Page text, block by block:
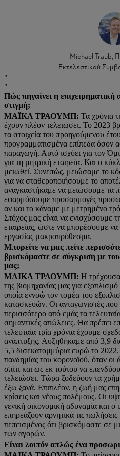
Michael Traub,
Εκτελεστικού
Πώς πηγαίνει η
στιγμή;
ΜΑΪΚΛ ΤΡΑΟΥΜΠ: Τα χρόνια
έχουν πλέον τελειώσει. Το 2023
τα στοιχεία του προηγούμενου
προγραμματισμένα επίπεδα όσον
παραγωγή. Αυτό ισχύει για τον
για τη μητρική εταιρεία. Και ο
μειωθεί. Συνεπώς, μειώσαμε το
για να σταθεροποιήσουμε το
αναγκαστήκαμε να μειώσουμε τα
εφαρμόσουμε προσαρμογές
αν και το κάναμε με μετρημένο
Στόχος μας είναι να ενισχύσουμε
εταιρείας, ώστε να μπορέσουμε να
εργασίας μακροπρόθεσμα.
Μπορείτε να μας πείτε
βρισκόμαστε σε σύγκριση με
μας;
ΜΑΙΚΛ ΤΡΑΟΥΜΠ: Η τρέχουσα
της βιομηχανίας μας για
οποία εννοώ τον τομέα του
κατασκευών. Οι ανταγωνιστές
περισσότερο από εμάς τα
σημαντικές απώλειες. Θα πρέπει
τελευταία τρία χρόνια έχουμε
ανάπτυξης. Αυξηθήκαμε από 3,9
5,5 δισεκατομμύρια ευρώ το
πανδημίας του κορονοϊού, όταν
σπίτι και ως εκ τούτου να
τελειώσει. Τώρα ξοδεύουν τα
έξω ξανά. Επιπλέον, η ζωή μας
κρίσεις και νέους πολέμους. Οι
γενική οικονομική αδυναμία και
επηρεάζουν αρνητικά τις
πεπεισμένος ότι βρισκόμαστε σε
των αγορών.
Είναι λοιπόν απλώς ένα